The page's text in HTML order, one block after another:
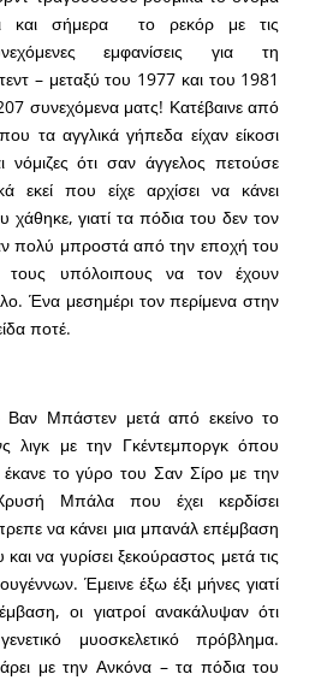
και σήμερα το ρεκόρ με τις
εμφανίσεις για τη
– μεταξύ του 1977 και του 1981
συνεχόμενα ματς! Κατέβαινε από
τα αγγλικά γήπεδα είχαν είκοσι
ότι σαν άγγελος πετούσε
εκεί που είχε αρχίσει να κάνει
γιατί τα πόδια του δεν τον
πολύ μπροστά από την εποχή του
τους υπόλοιπους να τον έχουν
Ένα μεσημέρι τον περίμενα στην
ποτέ.
Μπάστεν μετά από εκείνο το
λιγκ με την Γκέντεμποργκ όπου
έκανε το γύρο του Σαν Σίρο με την
Μπάλα που έχει κερδίσει
να κάνει μια μπανάλ επέμβαση
να γυρίσει ξεκούραστος μετά τις
Έμεινε έξω έξι μήνες γιατί
οι γιατροί ανακάλυψαν ότι
μυοσκελετικό πρόβλημα.
με την Ανκόνα – τα πόδια του